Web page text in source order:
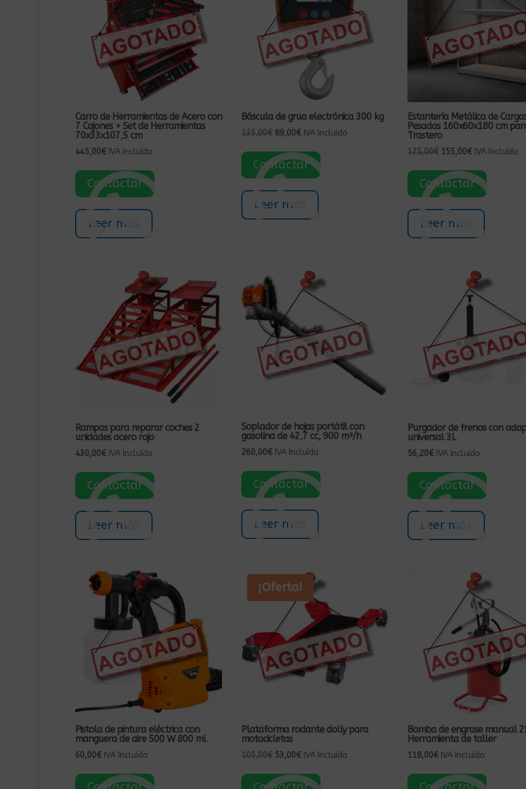
Carro de Herramientas de Acero con
7 Cajones + Set de Herramientas
70x33x107,5 cm
445,00€ IVA Incluído
Contactar
Leer más
Báscula de grua electrónica 300 kg
135,00€ El
original
era:
89,00€El
actual
IVA Incluído
Contactar
Leer más
Estantería Metálica de
Pesadas 160x60x180 cm
Trastero
175,00€ El
original
era:
155,00€El
actual
IVA Incluído
Contactar
Leer más
Rampas para reparar coches 2
unidades acero rojo
430,00€ IVA Incluído
Contactar
Leer más
Soplador de hojas portátil con
gasolina de 42,7 cc, 900 m³/h
260,00€ IVA Incluído
Contactar
Leer más
Purgador de frenos con
universal 3L
56,20€ IVA Incluído
Contactar
Leer más
Pistola de pintura eléctrica con
manguera de aire 500 W 800 ml
60,00€ IVA Incluído
¡Oferta!
Plataforma rodante dolly para
motocicletas
105,00€ El
original
53,00€El
actual
IVA Incluído
Bomba de engrase manual
Herramienta de taller
118,00€ IVA Incluído